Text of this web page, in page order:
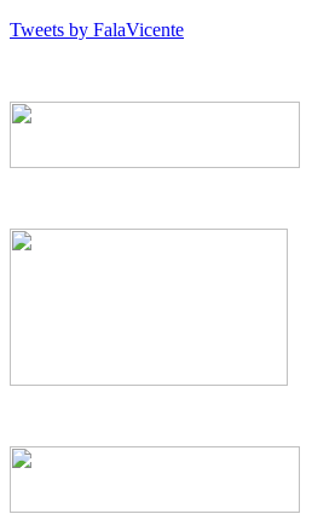
Tweets by FalaVicente